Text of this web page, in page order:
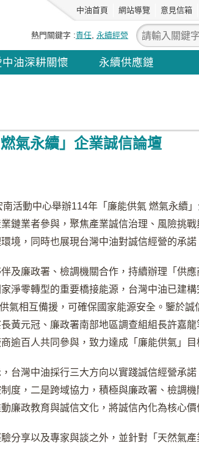
中油首頁 網站導覽 意見信箱
熱門關鍵字 責任 永續經營
中油深耕關懷 永續供應鏈
氣永續」企業誠信論壇
活動中心舉辦114年「廉能供氣 燃氣永續
鏈業者參與，聚焦產業誠信治理、風險挑
境，同時也展現台灣中油對誠信經營的承諾
及廉政署、檢調機關合作，持續辦理「供
淨零轉型的重要橋接能源，台灣中油已建
氣相互備援，可確保國家能源安全。鑒於
黃元冠、廉政署南部地區調查組組長許嘉
逾百人共同參與，致力達成「廉能供氣」目
台灣中油採行三大方向以實踐誠信經營承
度，二是跨域協力，積極與廉政署、檢調
廉政教育與誠信文化，將誠信內化為核心價
分享以及專家與談之外，並針對「天然氣